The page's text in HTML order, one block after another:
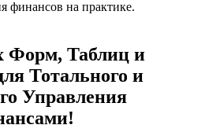
финансов на практике.
Форм, Таблиц и
Тотального и
Управления